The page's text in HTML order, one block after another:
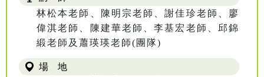
林松本老師、陳明宗老師、謝佳珍老師、廖
偉淇老師、陳建華老師、李基宏老師、邱錦
緞老師及蕭瑛瑛老師(團隊)
場 地